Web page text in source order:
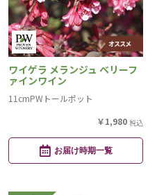
ワイゲラ メランジュ ベリーフ
ァインワイン
11cmPWトールポット
￥1,980 税込
お届け時期一覧